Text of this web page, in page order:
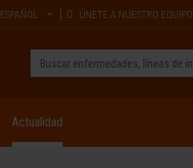
ESPAÑOL ÚNETE A NUESTRO EQUIPO
Actualidad